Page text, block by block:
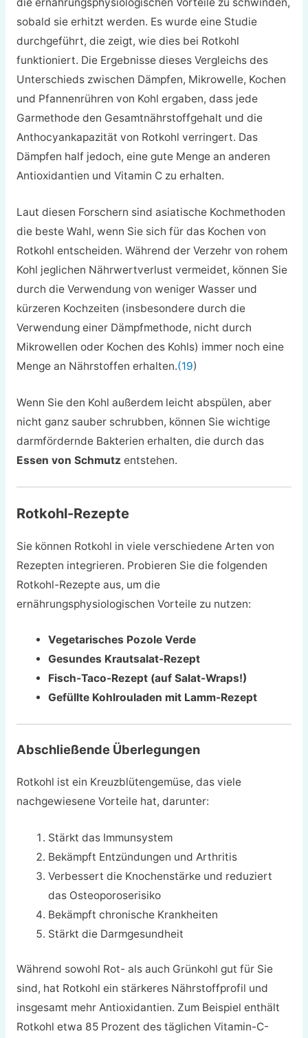
sobald sie erhitzt werden. Es wurde eine Studie
durchgeführt, die zeigt, wie dies bei Rotkohl
funktioniert. Die Ergebnisse dieses Vergleichs des
Unterschieds zwischen Dämpfen, Mikrowelle, Kochen
und Pfannenrühren von Kohl ergaben, dass jede
Garmethode den Gesamtnährstoffgehalt und die
Anthocyankapazität von Rotkohl verringert. Das
Dämpfen half jedoch, eine gute Menge an anderen
Antioxidantien und Vitamin C zu erhalten.
Laut diesen Forschern sind asiatische Kochmethoden
die beste Wahl, wenn Sie sich für das Kochen von
Rotkohl entscheiden. Während der Verzehr von rohem
Kohl jeglichen Nährwertverlust vermeidet, können Sie
durch die Verwendung von weniger Wasser und
kürzeren Kochzeiten (insbesondere durch die
Verwendung einer Dämpfmethode, nicht durch
Mikrowellen oder Kochen des Kohls) immer noch eine
Menge an Nährstoffen erhalten.(19)
Wenn Sie den Kohl außerdem leicht abspülen, aber
nicht ganz sauber schrubben, können Sie wichtige
darmfördernde Bakterien erhalten, die durch das
Essen von Schmutz entstehen.
Rotkohl-Rezepte
Sie können Rotkohl in viele verschiedene Arten von
Rezepten integrieren. Probieren Sie die folgenden
Rotkohl-Rezepte aus, um die
ernährungsphysiologischen Vorteile zu nutzen:
Vegetarisches Pozole Verde
Gesundes Krautsalat-Rezept
Fisch-Taco-Rezept (auf Salat-Wraps!)
Gefüllte Kohlrouladen mit Lamm-Rezept
Abschließende Überlegungen
Rotkohl ist ein Kreuzblütengemüse, das viele
nachgewiesene Vorteile hat, darunter:
Stärkt das Immunsystem
Bekämpft Entzündungen und Arthritis
Verbessert die Knochenstärke und reduziert
das Osteoporoserisiko
Bekämpft chronische Krankheiten
Stärkt die Darmgesundheit
Während sowohl Rot- als auch Grünkohl gut für Sie
sind, hat Rotkohl ein stärkeres Nährstoffprofil und
insgesamt mehr Antioxidantien. Zum Beispiel enthält
Rotkohl etwa 85 Prozent des täglichen Vitamin-C-